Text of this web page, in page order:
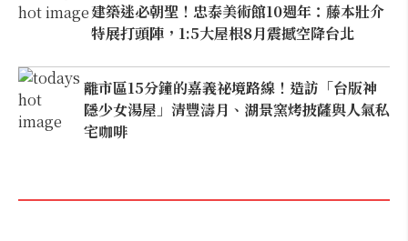
建築迷必朝聖！忠泰美術館10週年：藤本壯介
特展打頭陣，1:5大屋根8月震撼空降台北
離市區15分鐘的嘉義祕境路線！造訪「台版神
隱少女湯屋」清豐濤月、湖景窯烤披薩與人氣私
宅咖啡